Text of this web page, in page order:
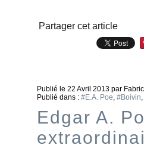
Partager cet article
Publié le 22 Avril 2013 par
Publié dans : #E.A. Poe, #Boivin,
Edgar A.